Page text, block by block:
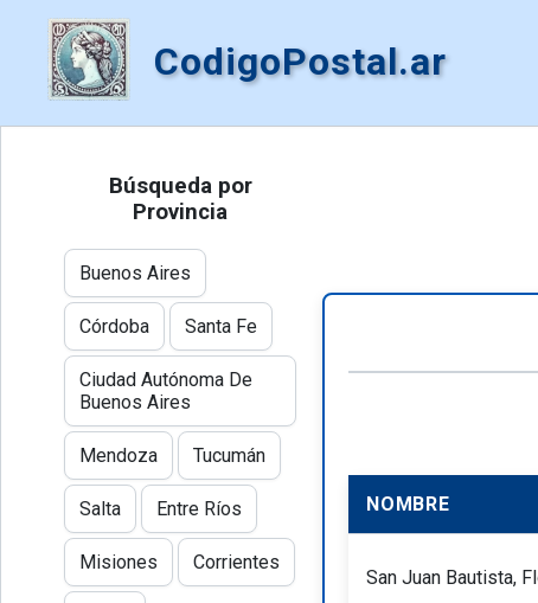
CodigoPostal.ar
NOMBRE
San Juan Bautista,
Búsqueda por
Provincia
Buenos Aires
Córdoba Santa Fe
Ciudad Autónoma De
Buenos Aires
Mendoza Tucumán
Salta Entre Ríos
Misiones Corrientes